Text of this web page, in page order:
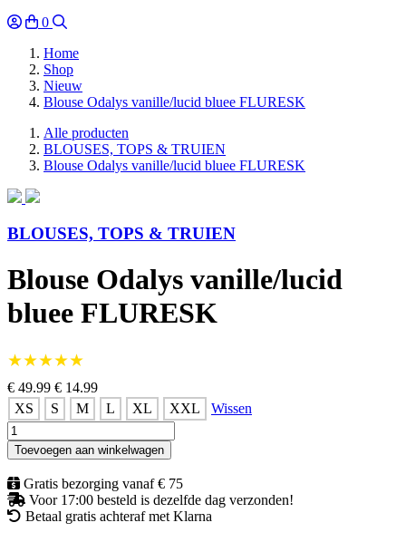
0
Home
Shop
Nieuw
Blouse Odalys vanille/lucid bluee FLURESK
Alle producten
BLOUSES, TOPS & TRUIEN
Blouse Odalys vanille/lucid bluee FLURESK
BLOUSES, TOPS & TRUIEN
Blouse Odalys vanille/lucid
bluee FLURESK
★★★★★
€ 49.99 € 14.99
XS
S M L XL XXL
Wissen
Blouse
Odalys
vanille/lucid
bluee
FLURESK
aantal
Toevoegen aan winkelwagen
Gratis bezorging vanaf € 75
Voor 17:00 besteld is dezelfde dag verzonden!
Betaal gratis achteraf met Klarna